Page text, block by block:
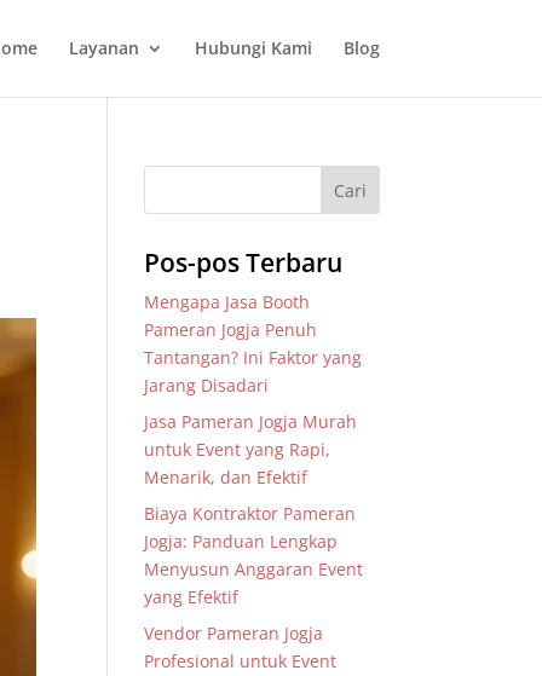
Layanan Hubungi Kami Blog
Pos-pos Terbaru
Mengapa Jasa Booth
Pameran Jogja Penuh
Tantangan? Ini Faktor yang
Jarang Disadari
Jasa Pameran Jogja Murah
untuk Event yang Rapi,
Menarik, dan Efektif
Biaya Kontraktor Pameran
Jogja: Panduan Lengkap
Menyusun Anggaran Event
yang Efektif
Vendor Pameran Jogja
Profesional untuk Event